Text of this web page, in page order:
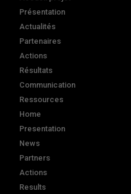
Présentation
Actualités
Partenaires
Actions
Résultats
Communication
Ressources
Home
Presentation
News
Partners
Actions
Results